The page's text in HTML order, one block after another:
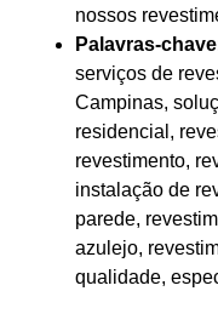
nossos
Palavras-
serviços de
Campinas,
residencial,
revestimento,
instalação de
parede,
azulejo,
qualidade,